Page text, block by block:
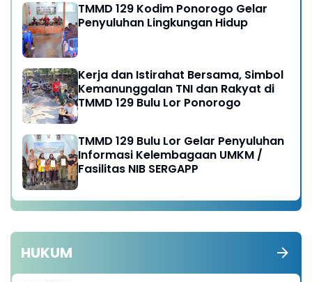
TMMD 129 Kodim Ponorogo Gelar
Penyuluhan Lingkungan Hidup
Kerja dan Istirahat Bersama, Simbol
Kemanunggalan TNI dan Rakyat di
TMMD 129 Bulu Lor Ponorogo
TMMD 129 Bulu Lor Gelar Penyuluhan
Informasi Kelembagaan UMKM /
Fasilitas NIB SERGAPP
HUKUM